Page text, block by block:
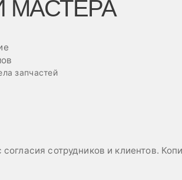
МАСТЕРА
запчастей
сотрудников и клиентов.